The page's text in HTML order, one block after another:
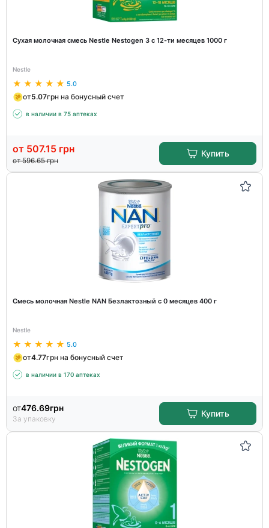
Сухая молочная смесь Nestle Nestogen 3 с 12-ти месяцев 1000 г
Nestle
5.0
от5.07грн на бонусный счет
в наличии в 75 аптеках
от 507.15 грн
от 596.65грн
Купить
Смесь молочная Nestle NAN Безлактозный с 0 месяцев 400 г
Nestle
5.0
от4.77грн на бонусный счет
в наличии в 170 аптеках
от476.69грн
За упаковку
Купить